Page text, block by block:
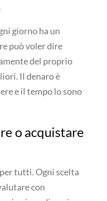
giorno ha un
può voler dire
del proprio
Il denaro è
e il tempo lo sono
o acquistare
tutti. Ogni scelta
con